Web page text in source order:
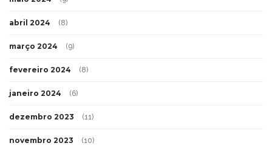
abril 2024 (8)
março 2024 (9)
fevereiro 2024 (8)
janeiro 2024 (6)
dezembro 2023 (11)
novembro 2023 (10)